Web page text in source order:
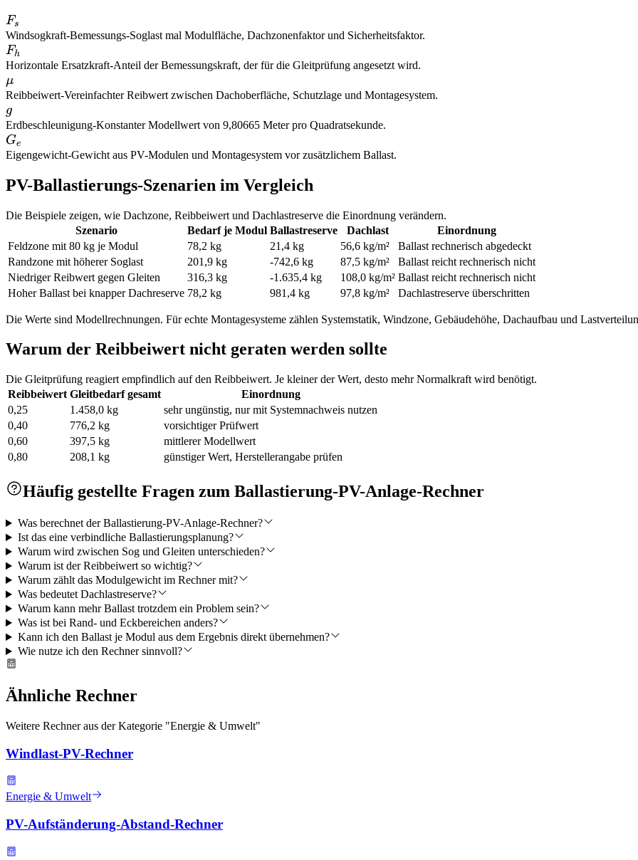
F_s
Fs
Windsogkraft-Bemessungs-Soglast mal Modulfläche, Dachzonenfaktor und Sicherheitsfaktor.
F_h
Fh
Horizontale Ersatzkraft-Anteil der Bemessungskraft, der für die Gleitprüfung angesetzt wird.
\mu
μ
Reibbeiwert-Vereinfachter Reibwert zwischen Dachoberfläche, Schutzlage und Montagesystem.
g
g
Erdbeschleunigung-Konstanter Modellwert von 9,80665 Meter pro Quadratsekunde.
G_e
Ge
Eigengewicht-Gewicht aus PV-Modulen und Montagesystem vor zusätzlichem Ballast.
PV-Ballastierungs-Szenarien im Vergleich
Die Beispiele zeigen, wie Dachzone, Reibbeiwert und Dachlastreserve die Einordnung verändern.
Szenario
Bedarf je Modul Ballastreserve Dachlast
Einordnung
Feldzone mit 80 kg je Modul
78,2 kg 21,4 kg 56,6 kg/m²
Ballast rechnerisch abgedeckt
Randzone mit höherer Soglast
201,9 kg -742,6 kg 87,5 kg/m²
Ballast reicht rechnerisch nicht
Niedriger Reibwert gegen Gleiten
316,3 kg -1.635,4 kg 108,0 kg/m² Ballast reicht rechnerisch nicht
Hoher Ballast bei knapper Dachreserve 78,2 kg 981,4 kg 97,8 kg/m² Dachlastreserve überschritten
Die Werte sind Modellrechnungen. Für echte Montagesysteme zählen Systemstatik, Windzone, Gebäudehöhe, Dachaufbau und
Warum der Reibbeiwert nicht geraten werden sollte
Die Gleitprüfung reagiert empfindlich auf den Reibbeiwert. Je kleiner der Wert, desto mehr Normalkraft wird benötigt.
Reibbeiwert Gleitbedarf gesamt
Einordnung
0,25
1.458,0 kg
sehr ungünstig, nur mit Systemnachweis nutzen
0,40
776,2 kg
vorsichtiger Prüfwert
0,60
397,5 kg
mittlerer Modellwert
0,80
208,1 kg günstiger Wert, Herstellerangabe prüfen
Häufig gestellte Fragen zum Ballastierung-PV-Anlage-Rechner
Was berechnet der Ballastierung-PV-Anlage-Rechner?
Ist das eine verbindliche Ballastierungsplanung?
Warum wird zwischen Sog und Gleiten unterschieden?
Warum ist der Reibbeiwert so wichtig?
Warum zählt das Modulgewicht im Rechner mit?
Was bedeutet Dachlastreserve?
Warum kann mehr Ballast trotzdem ein Problem sein?
Was ist bei Rand- und Eckbereichen anders?
Kann ich den Ballast je Modul aus dem Ergebnis direkt übernehmen?
Wie nutze ich den Rechner sinnvoll?
Ähnliche Rechner
Weitere Rechner aus der Kategorie "Energie & Umwelt"
Windlast-PV-Rechner
Energie & Umwelt
PV-Aufständerung-Abstand-Rechner